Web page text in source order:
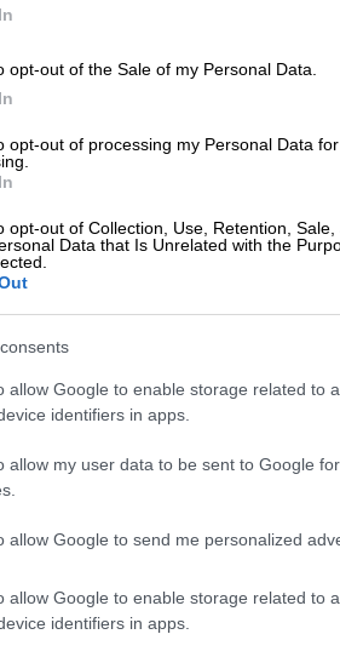
opt-out of the Sale of my Personal Data.
opt-out of processing my Personal Data
opt-out of Collection, Use, Retention,
Data that Is Unrelated with the
allow Google to enable storage related to
identifiers in apps.
allow my user data to be sent to Google
allow Google to send me personalized
allow Google to enable storage related to
identifiers in apps.
& 18 Μαΐου, στις 8
Ελλάδος», θα έχουν
Κτήμα Κατσαρού στην
Zoinos Winery στη Ζίτσα,
στο Μέτσοβο με ωράριο
Αμπελώνας Καμκούτη στο
Κοζάνης | Κτήμα Στεργίου
Αμύνταιον | Κτήμα Κυρ-
Λειτουργίας 11:00-18:00 |
Πέλλα | Μικρό Κτήμα